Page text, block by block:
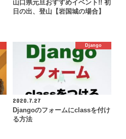
山口県元旦おすすめイベント!! 初
日の出、登山【岩国城の場合】
Django
2020.7.27
Djangoのフォームにclassを付け
る方法